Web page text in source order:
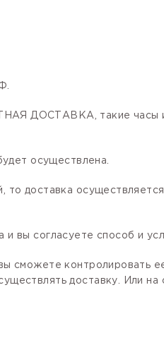
ДОСТАВКА, такие часы
осуществлена.
доставка
вы согласуете способ и
сможете контролировать
доставку. Или на